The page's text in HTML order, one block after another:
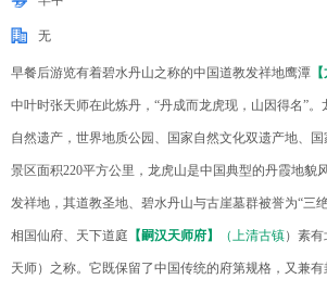
无
早餐后游览有着碧水丹山之称的中国道教发祥地鹰潭
中叶时张天师在此炼丹，“丹成而龙虎现，山因得名”
自然遗产，世界地质公园、国家自然文化双遗产地、
景区面积220平方公里，龙虎山是中国典型的丹霞地貌
发祥地，其道教圣地、碧水丹山与古崖墓群被誉为“三
相国仙府、天下道庭 【嗣汉天师府】 （上清古镇）素
天师）之称。它既保留了中国传统的府第规格，又兼